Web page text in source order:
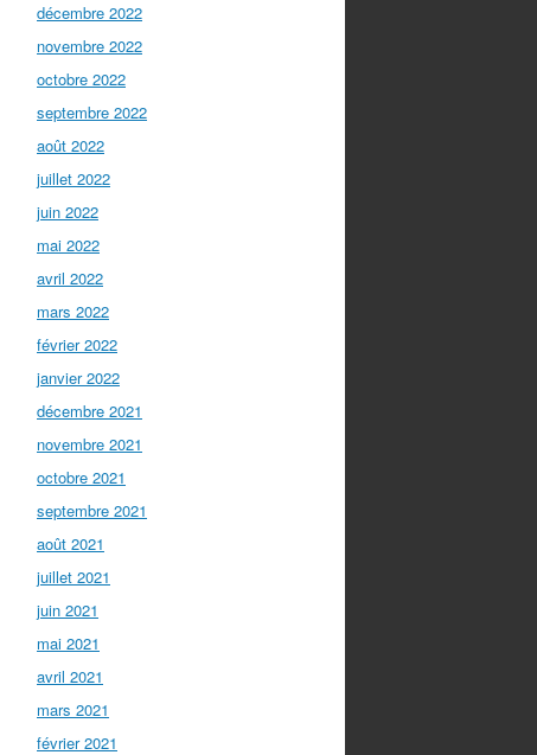
décembre 2022
novembre 2022
octobre 2022
septembre 2022
août 2022
juillet 2022
juin 2022
mai 2022
avril 2022
mars 2022
février 2022
janvier 2022
décembre 2021
novembre 2021
octobre 2021
septembre 2021
août 2021
juillet 2021
juin 2021
mai 2021
avril 2021
mars 2021
février 2021